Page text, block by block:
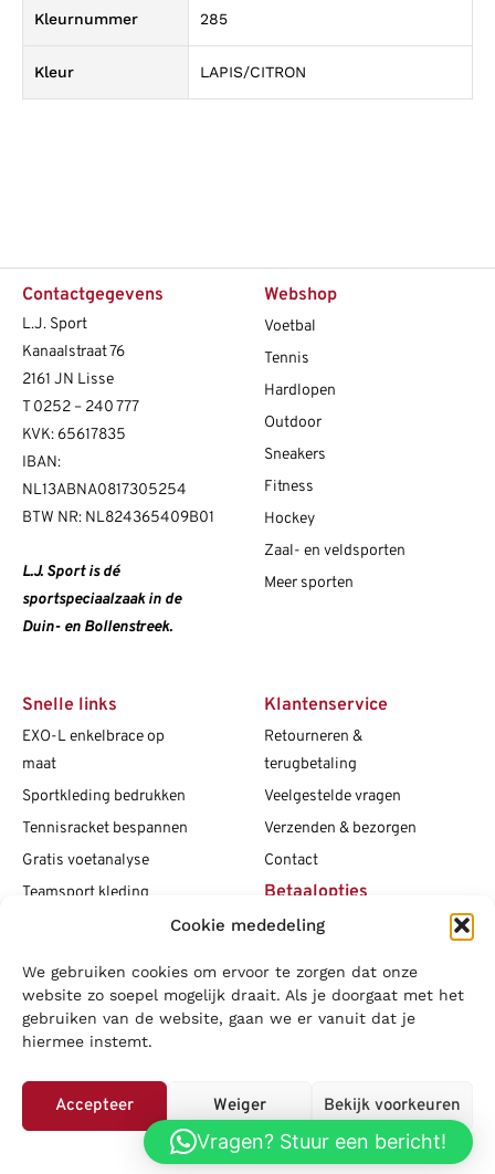
Cookie mededeling
We gebruiken cookies om ervoor te zorgen dat onze
website zo soepel mogelijk draait. Als je doorgaat met het
gebruiken van de website, gaan we er vanuit dat je
hiermee instemt.
Accepteer Weiger Bekijk voorkeuren
Privacybeleid
Kleurnummer 285
Kleur LAPIS/CITRON
Contactgegevens
L.J. Sport
Kanaalstraat 76
2161 JN Lisse
T 0252 – 240 777
KVK: 65617835
IBAN:
NL13ABNA0817305254
BTW NR: NL824365409B01
L.J. Sport is dé
sportspeciaalzaak in de
Duin- en Bollenstreek.
Webshop
Voetbal
Tennis
Hardlopen
Outdoor
Sneakers
Fitness
Hockey
Zaal- en veldsporten
Meer sporten
Snelle links
EXO-L enkelbrace op
maat
Sportkleding bedrukken
Tennisracket bespannen
Gratis voetanalyse
Teamsport kleding
Vacatures
Blogs
Klantenservice
Retourneren &
terugbetaling
Veelgestelde vragen
Verzenden & bezorgen
Contact
Betaalopties
Social media
LOWA|Adidas| Mizuno| Nike|Speedo|Asics |Babolat|Falke
|
Superfeet
Vragen? Stuur een bericht!